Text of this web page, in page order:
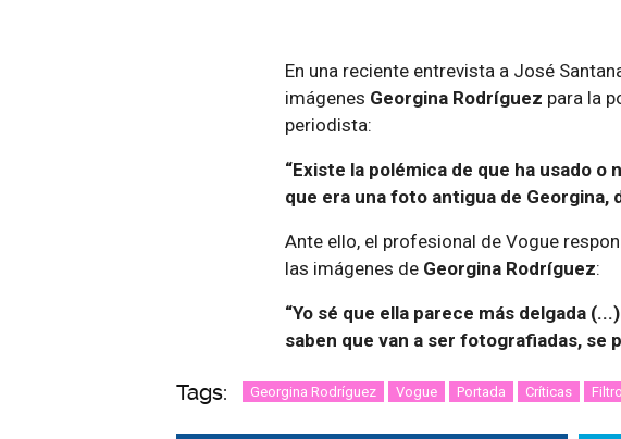
En una reciente entrevista a José
imágenes Georgina Rodríguez para la
periodista:
“Existe la polémica de que ha usado
que era una foto antigua de Georgina,
Ante ello, el profesional de Vogue
las imágenes de Georgina Rodríguez:
“Yo sé que ella parece más delgada
saben que van a ser fotografiadas, se
Tags: Georgina Rodríguez Vogue Portada Críticas